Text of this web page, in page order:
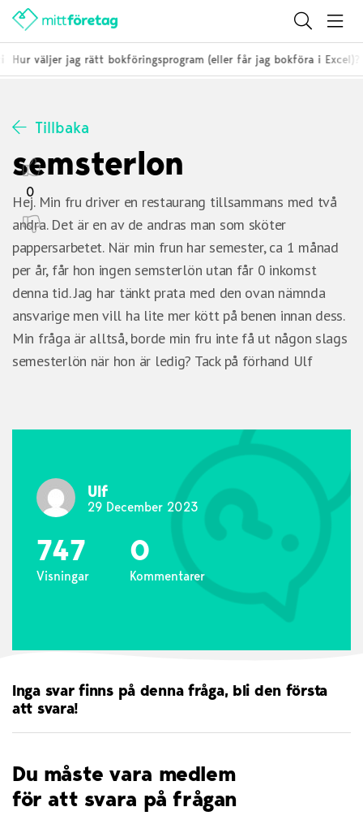
Hur väljer jag rätt bokföringsprogram (eller får jag bokföra i Excel)?
0
Tillbaka
semsterlon
Hej. Min fru driver en restaurang tillsammans med två
andra. Det är en av de andras man som sköter
pappersarbetet. När min frun har semester, ca 1 månad
per år, får hon ingen semsterlön utan får 0 inkomst
denna tid. Jag har tänkt prata med den ovan nämnda
ansvarige men vill ha lite mer kött på benen innan dess.
Min fråga är alltså, borde min fru inte få ut någon slags
semesterlön när hon är ledig? Tack på förhand Ulf
Ulf
29 December 2023
747
Visningar
0
Kommentarer
Inga svar finns på denna fråga, bli den första
att svara!
Du måste vara medlem
för att svara på frågan